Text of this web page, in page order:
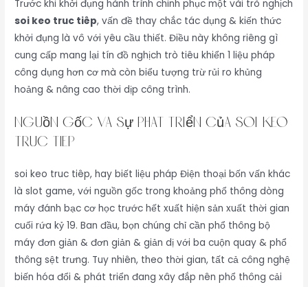
Trước khi khởi đụng hành trình chinh phục một vài trò nghịch
soi keo truc tiêp, vấn đề thay chắc tác dụng & kiến thức
khởi đụng là vô với yêu cầu thiết. Điều này không riêng gì
cung cấp mang lại tín đồ nghịch trò tiêu khiển 1 liệu pháp
công dụng hơn cơ mà còn biểu tượng trừ rủi ro khủng
hoảng & nâng cao thời dịp công trình.
Nguồn Gốc Và Sự Phát Triển Của soi keo
truc tiêp
soi keo truc tiêp, hay biết liệu pháp Điện thoại bốn vấn khác
là slot game, với nguồn gốc trong khoảng phổ thông dòng
máy đánh bạc cơ học trước hết xuất hiện sản xuất thời gian
cuối rứa kỷ 19. Ban đầu, bọn chúng chỉ cần phổ thông bộ
máy đơn giản & đơn giản & giản dị với ba cuộn quay & phổ
thông sệt trưng. Tuy nhiên, theo thời gian, tất cả công nghệ
biến hóa đổi & phát triển đang xây đắp nên phổ thông cải